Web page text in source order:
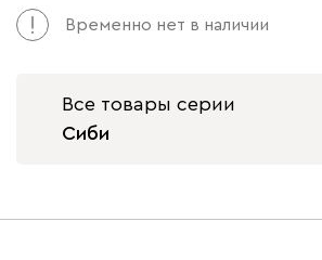
Временно нет в наличии
Все товары серии
Сиби